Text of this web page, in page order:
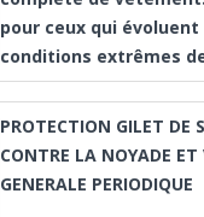
pour ceux qui évoluent
conditions extrêmes
PROTECTION GILET DE
CONTRE LA NOYADE ET
GENERALE PERIODIQUE